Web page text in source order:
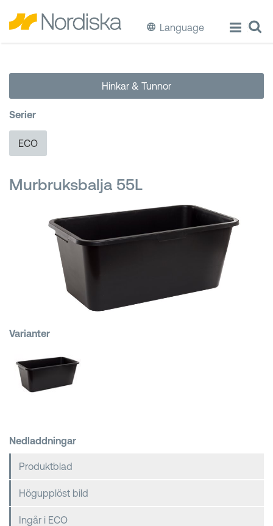
Language
Laga & Förvara mat
Förvaring
Källsortering
Hinkar & Tunnor
Kundkorgar
Hinkar & Tunnor
Serier
ECO
Murbruksbalja 55L
Varianter
Nedladdningar
Produktblad
Högupplöst bild
Ingår i ECO